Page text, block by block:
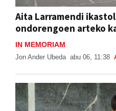
Aita Larramendi
ondorengoen arteko
IN MEMORIAM
Jon Ander Ubeda abu 06, 11:38